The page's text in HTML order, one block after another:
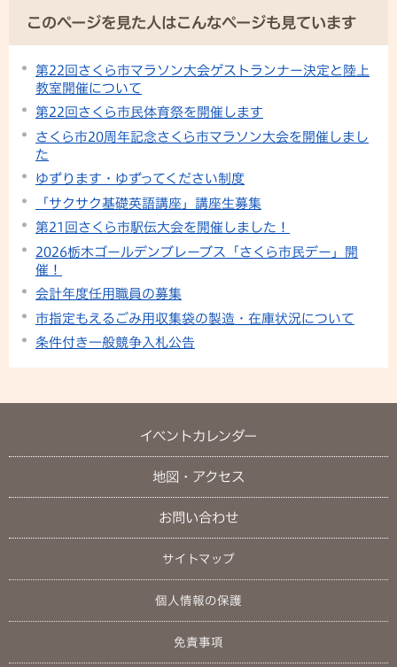
このページを見た人はこんなページも見ています
第22回さくら市マラソン大会ゲストランナー決定と陸上
教室開催について
第22回さくら市民体育祭を開催します
さくら市20周年記念さくら市マラソン大会を開催しまし
た
ゆずります・ゆずってください制度
「サクサク基礎英語講座」講座生募集
第21回さくら市駅伝大会を開催しました！
2026栃木ゴールデンブレーブス「さくら市⺠デー」開
催！
会計年度任用職員の募集
市指定もえるごみ用収集袋の製造・在庫状況について
条件付き一般競争入札公告
イベントカレンダー
地図・アクセス
お問い合わせ
サイトマップ
個人情報の保護
免責事項